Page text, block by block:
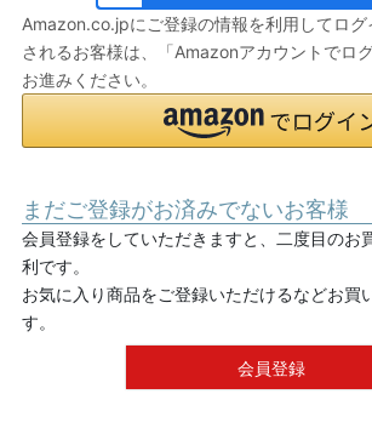
Amazon.co.jpにご登録の情報を利用してロ
されるお客様は、「Amazonアカウントでロ
お進みください。
まだご登録がお済みでないお客様
会員登録をしていただきますと、二度目のお
利です。
お気に入り商品をご登録いただけるなどお買
す。
会員登録